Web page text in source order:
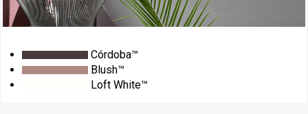
Córdoba™
Blush™
Loft White™